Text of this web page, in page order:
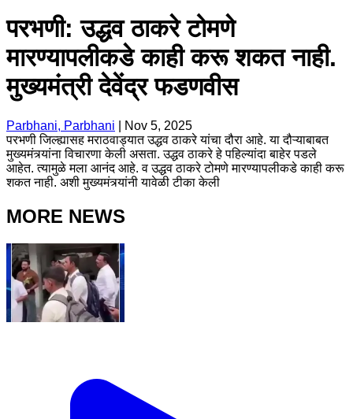
परभणी: उद्धव ठाकरे टोमणे
मारण्यापलीकडे काही करू शकत नाही.
मुख्यमंत्री देवेंद्र फडणवीस
Parbhani, Parbhani
Nov 5, 2025
परभणी जिल्ह्यासह मराठवाड्यात उद्धव ठाकरे यांचा दौरा आहे. या दौऱ्याबाबत
मुख्यमंत्र्यांना विचारणा केली असता. उद्धव ठाकरे हे पहिल्यांदा बाहेर पडले
आहेत. त्यामुळे मला आनंद आहे. व उद्धव ठाकरे टोमणे मारण्यापलीकडे काही करू
शकत नाही. अशी मुख्यमंत्र्यांनी यावेळी टीका केली
MORE NEWS